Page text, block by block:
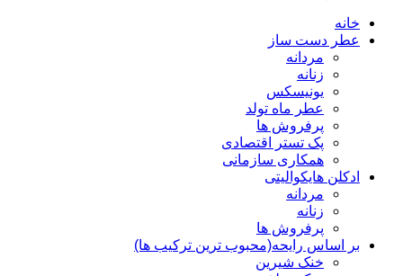
خانه
عطر دست ساز
مردانه
زنانه
یونیسکس
عطر ماه تولد
پرفروش ها
پک تستر اقتصادی
همکاری سازمانی
ادکلن هایکوالیتی
مردانه
زنانه
پرفروش ها
بر اساس رایحه(محبوب ترین ترکیب ها)
خنک شیرین